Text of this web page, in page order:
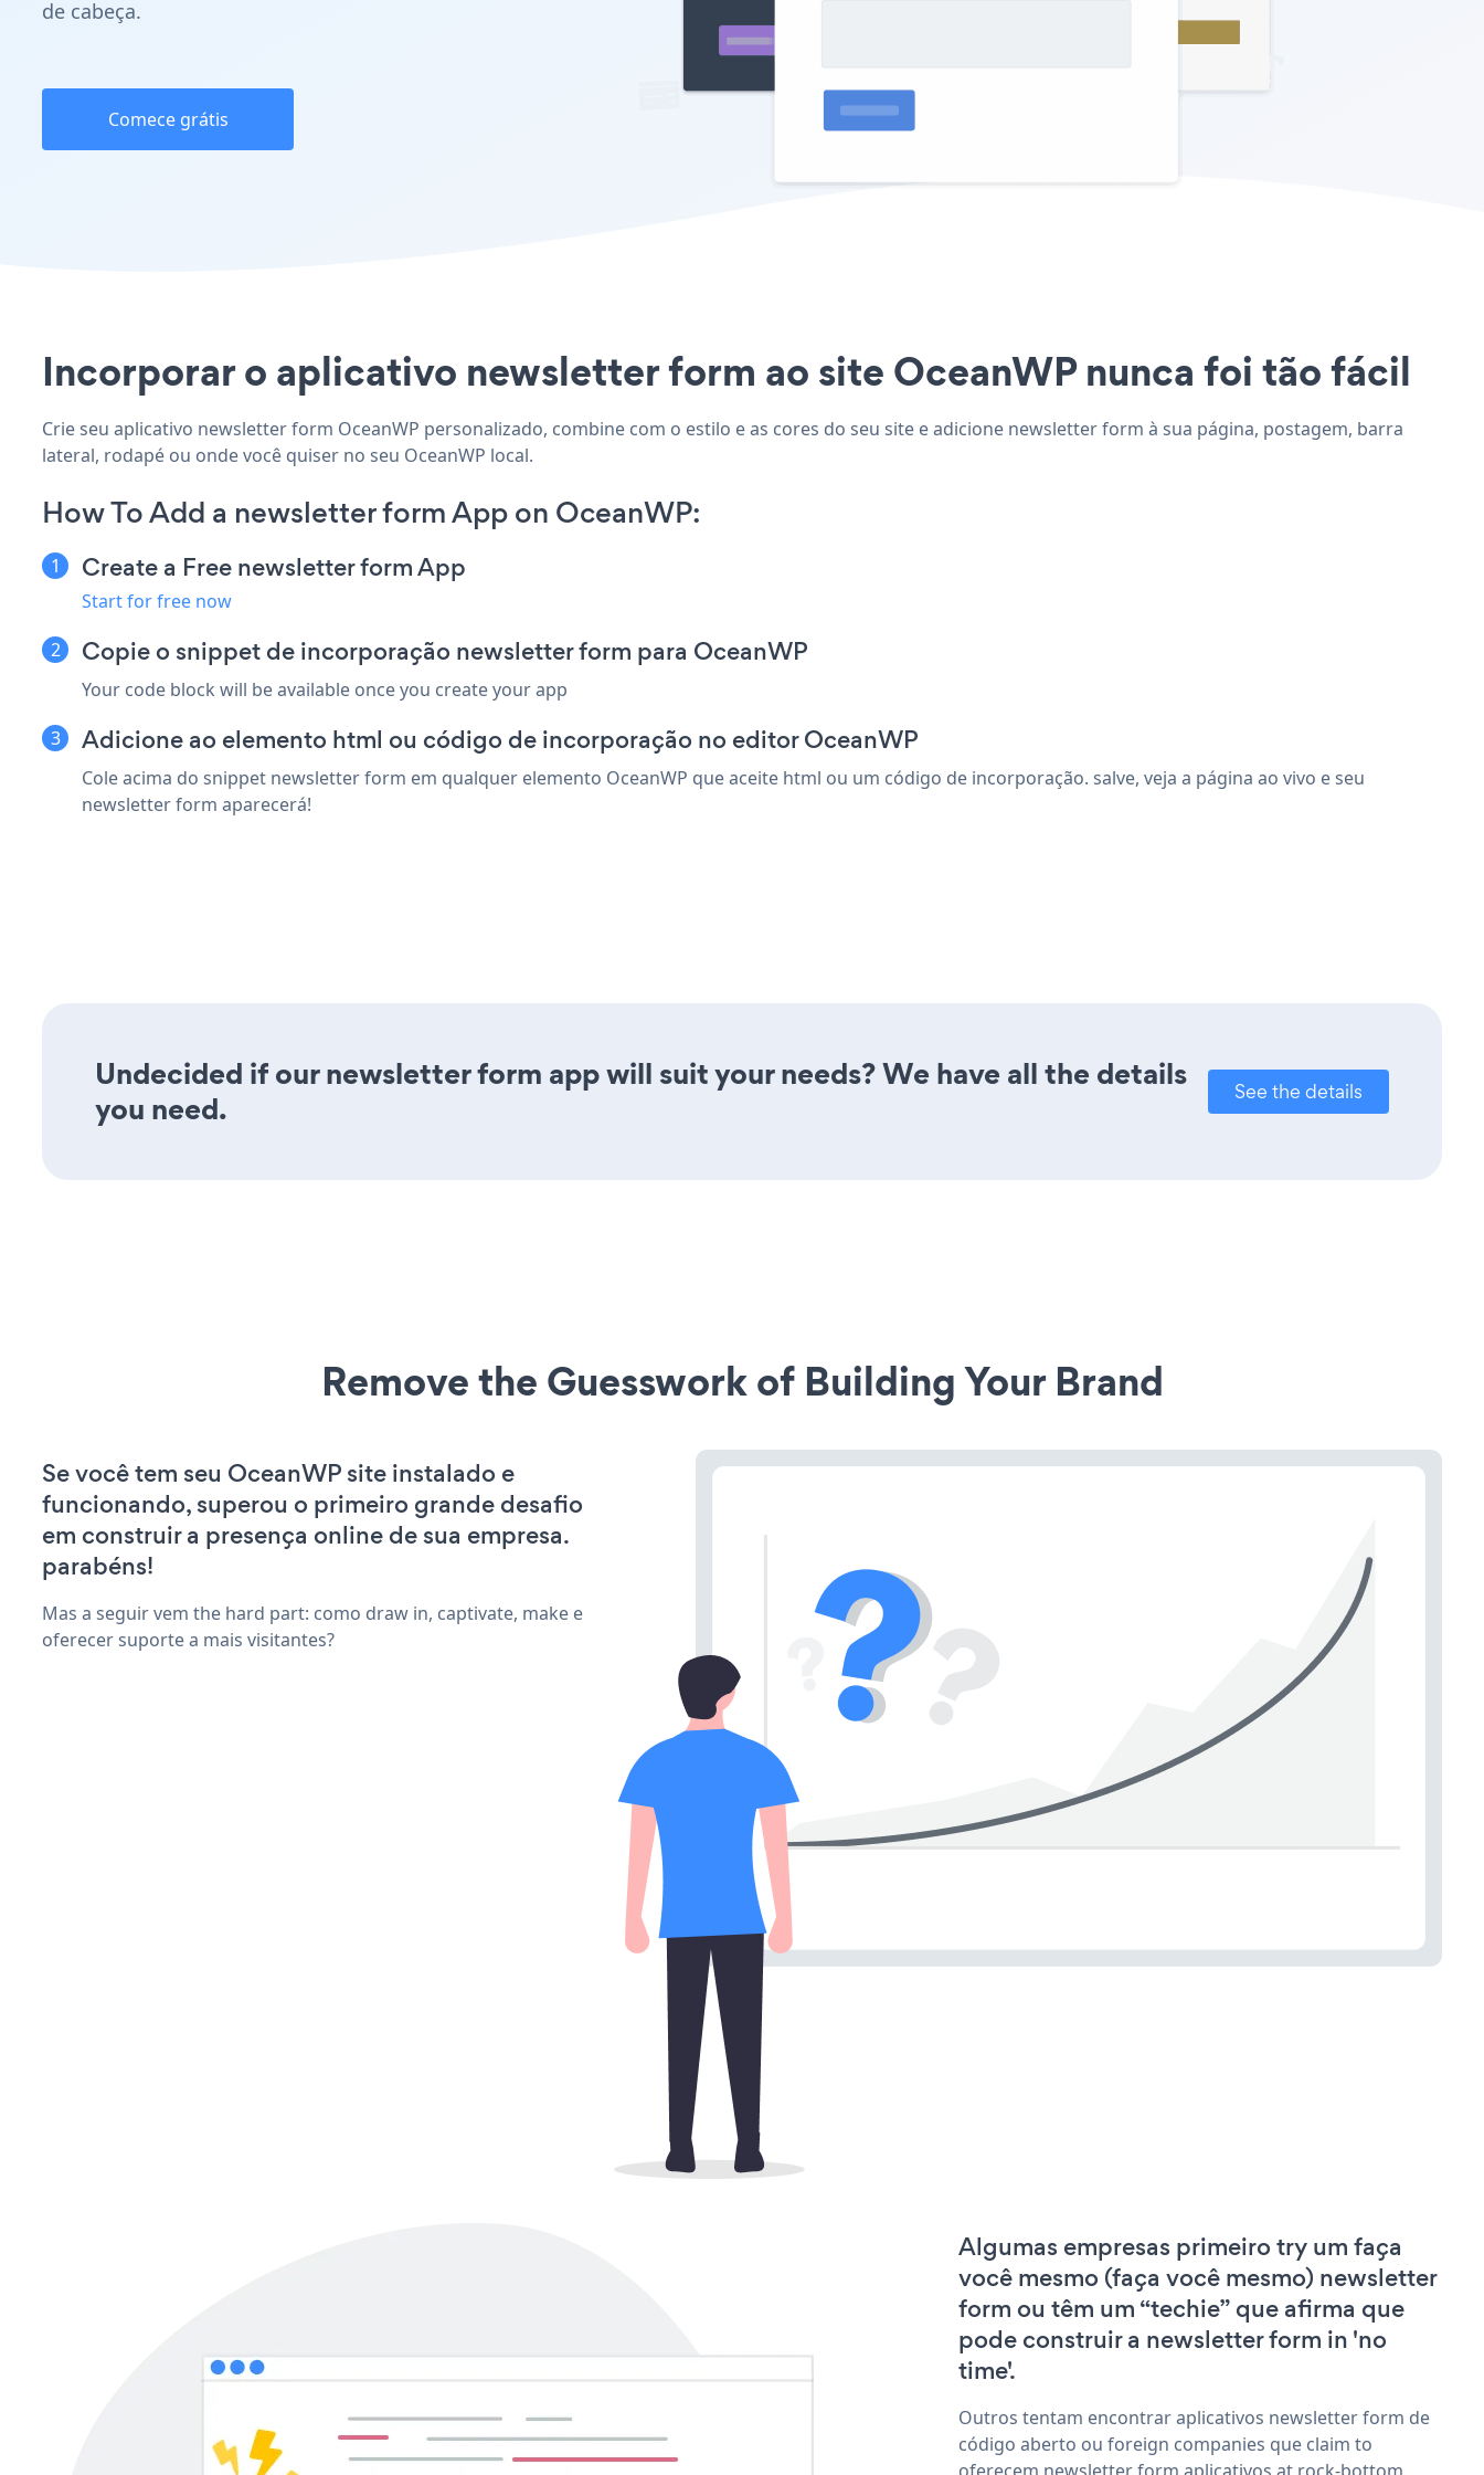
de cabeça.
Comece grátis
Incorporar o aplicativo newsletter form ao site OceanWP nunca foi tão fácil
Crie seu aplicativo newsletter form OceanWP personalizado, combine com o estilo e as cores do seu site e adicione newsletter form à sua página, postagem, barra
lateral, rodapé ou onde você quiser no seu OceanWP local.
How To Add a newsletter form App on OceanWP:
Create a Free newsletter form App
Start for free now
Copie o snippet de incorporação newsletter form para OceanWP
Your code block will be available once you create your app
Adicione ao elemento html ou código de incorporação no editor OceanWP
Cole acima do snippet newsletter form em qualquer elemento OceanWP que aceite html ou um código de incorporação. salve, veja a página ao vivo e seu
newsletter form aparecerá!
Undecided if our newsletter form app will suit your needs? We have all the details
you need.
See the details
Remove the Guesswork of Building Your Brand
Se você tem seu OceanWP site instalado e
funcionando, superou o primeiro grande desafio
em construir a presença online de sua empresa.
parabéns!
Mas a seguir vem the hard part: como draw in, captivate, make e
oferecer suporte a mais visitantes?
Algumas empresas primeiro try um faça
você mesmo (faça você mesmo) newsletter
form ou têm um “techie” que afirma que
pode construir a newsletter form in 'no
time'.
Outros tentam encontrar aplicativos newsletter form de
código aberto ou foreign companies que claim to